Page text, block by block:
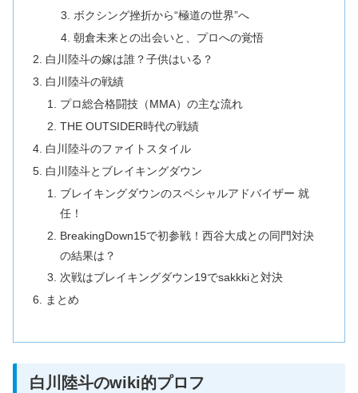
ボクシング挫折から“極道の世界”へ
朝倉未来との出会いと、プロへの覚悟
白川陸斗の嫁は誰？子供はいる？
白川陸斗の戦績
プロ総合格闘技（MMA）の主な流れ
THE OUTSIDER時代の戦績
白川陸斗のファイトスタイル
白川陸斗とブレイキングダウン
ブレイキングダウンのスペシャルアドバイザー 就
任！
BreakingDown15で初参戦！西谷大成との同門対決
の結果は？
次戦はブレイキングダウン19でsakkkiと対決
まとめ
白川陸斗のwiki的プロフ